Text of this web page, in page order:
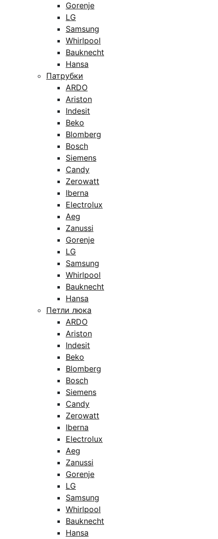
Gorenje
LG
Samsung
Whirlpool
Bauknecht
Hansa
Патрубки
ARDO
Ariston
Indesit
Beko
Blomberg
Bosch
Siemens
Candy
Zerowatt
Iberna
Electrolux
Aeg
Zanussi
Gorenje
LG
Samsung
Whirlpool
Bauknecht
Hansa
Петли люка
ARDO
Ariston
Indesit
Beko
Blomberg
Bosch
Siemens
Candy
Zerowatt
Iberna
Electrolux
Aeg
Zanussi
Gorenje
LG
Samsung
Whirlpool
Bauknecht
Hansa